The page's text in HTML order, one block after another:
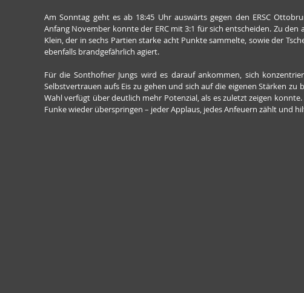
Am Sonntag geht es ab 18:45 Uhr auswärts gegen den ERSC
Anfang November konnte der ERC mit 3:1 für sich entscheiden. Zu den
Klein, der in sechs Partien starke acht Punkte sammelte, sowie der
ebenfalls brandgefährlich agiert.
Für die Sonthofner Jungs wird es darauf ankommen, sich
Selbstvertrauen aufs Eis zu gehen und sich auf die eigenen Stärken zu
Wahl verfügt über deutlich mehr Potenzial, als es zuletzt zeigen
Funke wieder überspringen – jeder Applaus, jedes Anfeuern zählt und